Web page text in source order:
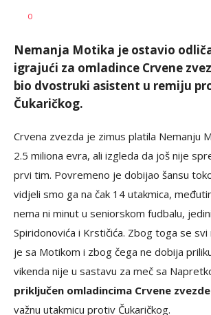
AUTOR
0
Nemanja Motika je ostavio
igrajući za omladince Crvene
bio dvostruki asistent u remiju
Čukaričkog.
Crvena zvezda je zimus platila Nemanju
2.5 miliona evra, ali izgleda da još nije
prvi tim. Povremeno je dobijao šansu
vidjeli smo ga na čak 14 utakmica,
nema ni minut u seniorskom fudbalu,
Spiridonovića i Krstičića. Zbog toga se svi
je sa Motikom i zbog čega ne dobija
vikenda nije u sastavu za meč sa
priključen omladincima Crvene zvezde
važnu utakmicu protiv Čukaričkog.